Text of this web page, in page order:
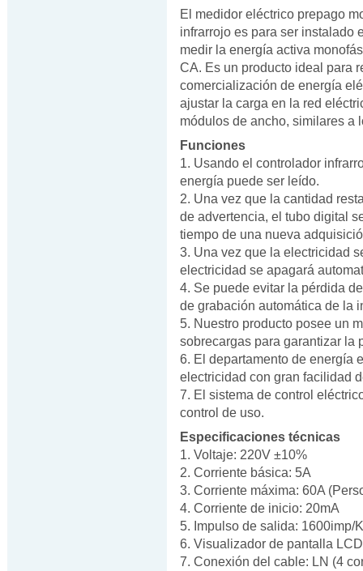
El medidor eléctrico prepago
infrarrojo es para ser instalado
medir la energía activa
CA. Es un producto ideal para
comercialización de energía
ajustar la carga en la red
módulos de ancho, similares a
Funciones
1. Usando el controlador
energía puede ser leído.
2. Una vez que la cantidad
de advertencia, el tubo digital
tiempo de una nueva
3. Una vez que la electricidad
electricidad se apagará
4. Se puede evitar la pérdida
de grabación automática de la
5. Nuestro producto posee un
sobrecargas para garantizar la
6. El departamento de energía
electricidad con gran facilidad
7. El sistema de control
control de uso.
Especificaciones técnicas
1. Voltaje: 220V ±10%
2. Corriente básica: 5A
3. Corriente máxima: 60A
4. Corriente de inicio: 20mA
5. Impulso de salida: 1600imp/
6. Visualizador de pantalla
7. Conexión del cable: LN (4